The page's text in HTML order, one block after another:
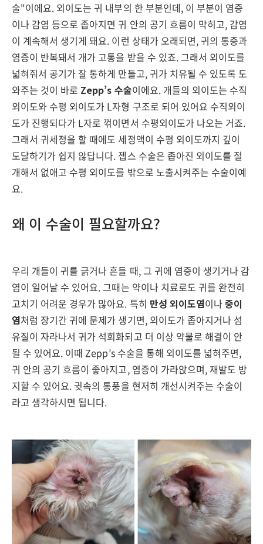
술"이에요. 외이도는 귀 내부의 한 부분인데, 이 부분이 염증
이나 감염 등으로 좁아지면 귀 안의 공기 흐름이 막히고, 감염
이 계속해서 생기게 돼요. 이런 상태가 오래되면, 귀의 통증과
염증이 반복돼서 개가 고통을 받을 수 있죠. 그래서 외이도를
넓혀줘서 공기가 잘 통하게 만들고, 귀가 치유될 수 있도록 도
와주는 것이 바로 Zepp’s 수술이에요. 개들의 외이도는 수직
외이도와 수평 외이도가 L자형 구조로 되어 있어요 수직외이
도가 진행되다가 L자로 꺾이면서 수평외이도가 나오는 거죠.
그래서 귀세정을 할 때에도 세정액이 수평 외이도까지 깊이
도달하기가 쉽지 않답니다. 젭스 수술은 좁아진 외이도를 절
개해서 없애고 수평 외이도를 밖으로 노출시켜주는 수술이예
요.
왜 이 수술이 필요할까요?
우리 개들이 귀를 긁거나 흔들 때, 그 귀에 염증이 생기거나 감
염이 일어날 수 있어요. 그때는 약이나 치료로도 귀를 완전히
고치기 어려운 경우가 많아요. 특히 만성 외이도염이나중이
염처럼 장기간 귀에 문제가 생기면, 외이도가 좁아지거나 섬
유질이 자라나서 귀가 석회화되고 더 이상 약물로 해결이 안
될 수 있어요. 이때 Zepp’s 수술을 통해 외이도를 넓혀주면,
귀 안의 공기 흐름이 좋아지고, 염증이 가라앉으며, 재발도 방
지할 수 있어요. 귓속의 통풍을 현저히 개선시켜주는 수술이
라고 생각하시면 됩니다.